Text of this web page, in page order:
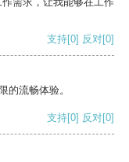
支持[0] 反对[0]
的流畅体验。
支持[0] 反对[0]